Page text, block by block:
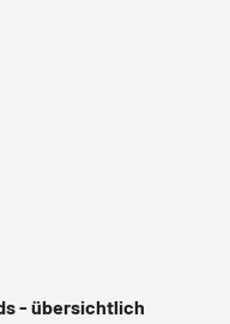
- übersichtlich